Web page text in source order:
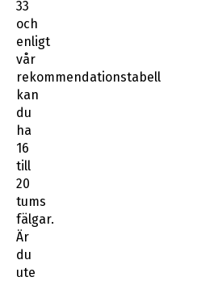
33
och
enligt
vår
rekommendationstabell
kan
du
ha
16
till
20
tums
fälgar.
Är
du
ute